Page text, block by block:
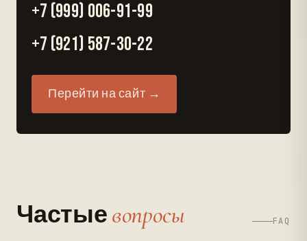
+7 (999) 006-91-99
+7 (921) 587-30-22
Перейти на сайт →
Частыевопросы FAQ